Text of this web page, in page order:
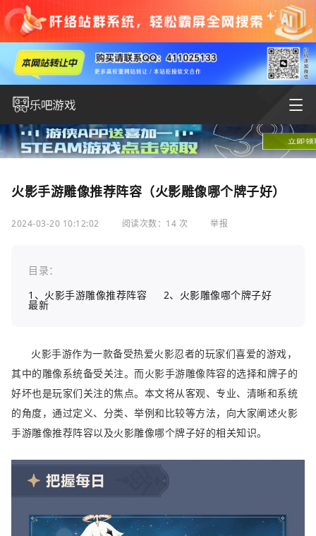
火影手游雕像推荐阵容（火影雕像哪个牌子好）
2024-03-20 10:12:02 阅读次数：14 次 举报
目录：
1、火影手游雕像推荐阵容
最新
2、火影雕像哪个牌子好
火影手游作为一款备受热爱火影忍者的玩家们喜爱的游戏，
其中的雕像系统备受关注。而火影手游雕像阵容的选择和牌子的
好坏也是玩家们关注的焦点。本文将从客观、专业、清晰和系统
的角度，通过定义、分类、举例和比较等方法，向大家阐述火影
手游雕像推荐阵容以及火影雕像哪个牌子好的相关知识。